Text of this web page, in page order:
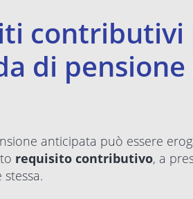
contributivi
di
anticipata può essere
requisito contributivo, a